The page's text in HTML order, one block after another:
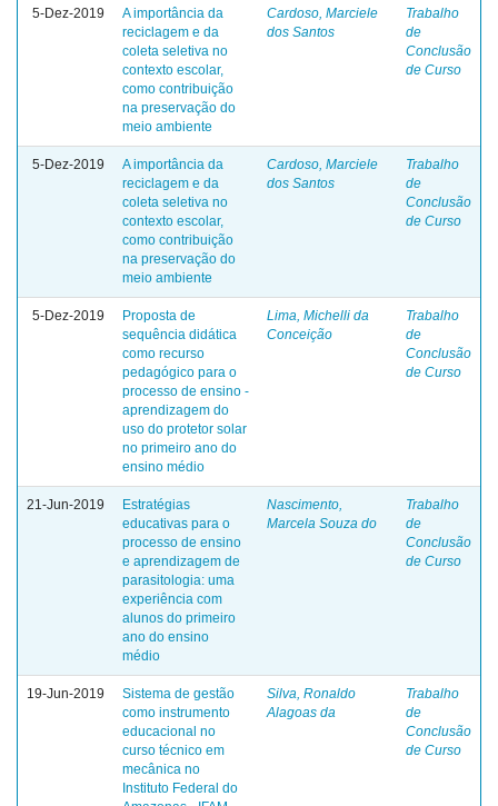
5-Dez-2019
A importância da
reciclagem e da
coleta seletiva no
contexto escolar,
como contribuição
na preservação do
meio ambiente
Cardoso, Marciele
dos Santos
Trabalho
de
Conclusão
de Curso
5-Dez-2019
A importância da
reciclagem e da
coleta seletiva no
contexto escolar,
como contribuição
na preservação do
meio ambiente
Cardoso, Marciele
dos Santos
Trabalho
de
Conclusão
de Curso
5-Dez-2019
Proposta de
sequência didática
como recurso
pedagógico para o
processo de ensino -
aprendizagem do
uso do protetor solar
no primeiro ano do
ensino médio
Lima, Michelli da
Conceição
Trabalho
de
Conclusão
de Curso
21-Jun-2019
Estratégias
educativas para o
processo de ensino
e aprendizagem de
parasitologia: uma
experiência com
alunos do primeiro
ano do ensino
médio
Nascimento,
Marcela Souza do
Trabalho
de
Conclusão
de Curso
19-Jun-2019
Sistema de gestão
como instrumento
educacional no
curso técnico em
mecânica no
Instituto Federal do
Silva, Ronaldo
Alagoas da
Trabalho
de
Conclusão
de Curso